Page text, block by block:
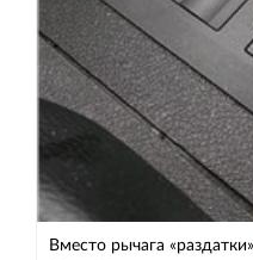
Вместо рычага